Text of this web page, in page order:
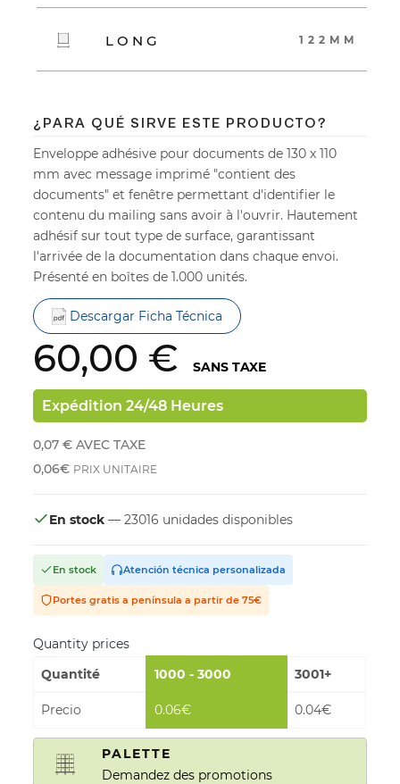
LONG 122MM
¿PARA QUÉ SIRVE ESTE PRODUCTO?
Enveloppe adhésive pour documents de 130 x 110
mm avec message imprimé "contient des
documents" et fenêtre permettant d'identifier le
contenu du mailing sans avoir à l'ouvrir. Hautement
adhésif sur tout type de surface, garantissant
l'arrivée de la documentation dans chaque envoi.
Présenté en boîtes de 1.000 unités.
Descargar Ficha Técnica
60,00 € SANS TAXE
Expédition 24/48 Heures
0,07 € AVEC TAXE
0,06€ PRIX UNITAIRE
En stock — 23016 unidades disponibles
En stock Atención técnica personalizada
Portes gratis a península a partir de 75€
Quantity prices
Quantité
1000 - 3000 3001+
Precio 0.06€ 0.04€
PALETTE
Demandez des promotions